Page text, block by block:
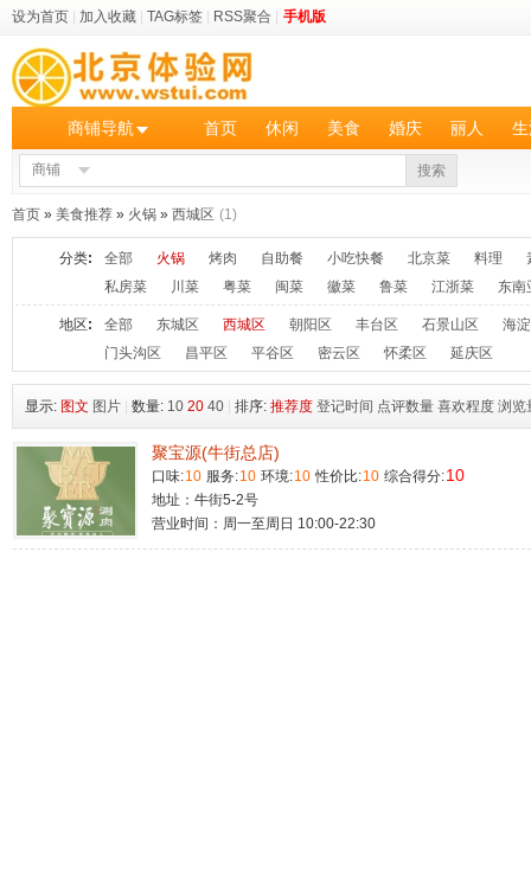
设为首页 加入收藏 TAG标签 RSS聚合 手机版
商铺导航 首页 休闲 美食 婚庆 丽人
商铺 搜索
首页 » 美食推荐 » 火锅 » 西城区 (1)
分类: 全部 火锅 烤肉 自助餐 小吃快餐 北京菜 料理
私房菜
川菜 粤菜 闽菜 徽菜 鲁菜 江浙菜 东南
地区: 全部 东城区 西城区 朝阳区 丰台区 石景山区
海
门头沟区
昌平区 平谷区 密云区 怀柔区 延庆区
显示: 图文 图片 数量: 10 20 40 排序: 推荐度 登记时间 点评数量 喜欢程度 浏览
聚宝源(牛街总店)
口味:10 服务:10 环境:10 性价比:10 综合得分:10
地址：牛街5-2号
营业时间：周一至周日 10:00-22:30